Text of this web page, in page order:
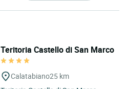
Teritoria Castello di San Marco
Calatabiano25 km